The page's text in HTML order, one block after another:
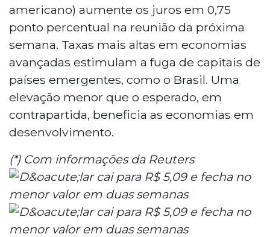
americano) aumente os juros em 0,75
ponto percentual na reunião da próxima
semana. Taxas mais altas em economias
avançadas estimulam a fuga de capitais de
países emergentes, como o Brasil. Uma
elevação menor que o esperado, em
contrapartida, beneficia as economias em
desenvolvimento.
(*) Com informações da Reuters